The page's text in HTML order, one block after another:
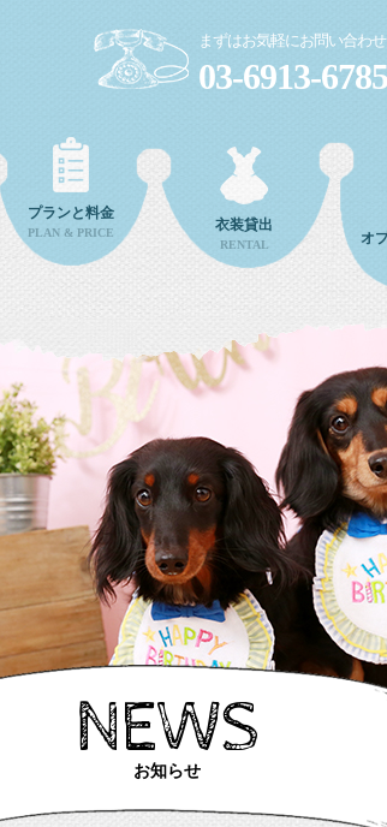
まずはお気軽にお問い合わ
03-6913-6785
プランと料金
PLAN & PRICE 衣装貸出
RENTAL オ
NEWS
お知らせ